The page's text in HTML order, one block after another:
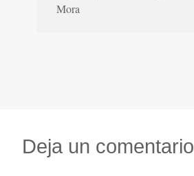
Mora
Deja un comentario